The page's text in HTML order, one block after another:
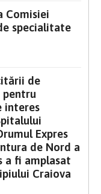
Comisiei
specialitate
de
pentru
interes
Expres
de Nord a
a fi amplasat
Craiova